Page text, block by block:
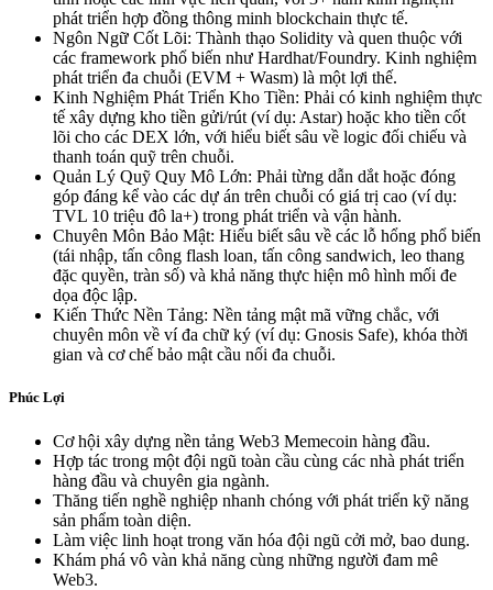
phát triển hợp đồng thông minh blockchain thực tế.
Ngôn Ngữ Cốt Lõi: Thành thạo Solidity và quen thuộc với
các framework phổ biến như Hardhat/Foundry. Kinh nghiệm
phát triển đa chuỗi (EVM + Wasm) là một lợi thế.
Kinh Nghiệm Phát Triển Kho Tiền: Phải có kinh nghiệm thực
tế xây dựng kho tiền gửi/rút (ví dụ: Astar) hoặc kho tiền cốt
lõi cho các DEX lớn, với hiểu biết sâu về logic đối chiếu và
thanh toán quỹ trên chuỗi.
Quản Lý Quỹ Quy Mô Lớn: Phải từng dẫn dắt hoặc đóng
góp đáng kể vào các dự án trên chuỗi có giá trị cao (ví dụ:
TVL 10 triệu đô la+) trong phát triển và vận hành.
Chuyên Môn Bảo Mật: Hiểu biết sâu về các lỗ hổng phổ biến
(tái nhập, tấn công flash loan, tấn công sandwich, leo thang
đặc quyền, tràn số) và khả năng thực hiện mô hình mối đe
dọa độc lập.
Kiến Thức Nền Tảng: Nền tảng mật mã vững chắc, với
chuyên môn về ví đa chữ ký (ví dụ: Gnosis Safe), khóa thời
gian và cơ chế bảo mật cầu nối đa chuỗi.
Phúc Lợi
Cơ hội xây dựng nền tảng Web3 Memecoin hàng đầu.
Hợp tác trong một đội ngũ toàn cầu cùng các nhà phát triển
hàng đầu và chuyên gia ngành.
Thăng tiến nghề nghiệp nhanh chóng với phát triển kỹ năng
sản phẩm toàn diện.
Làm việc linh hoạt trong văn hóa đội ngũ cởi mở, bao dung.
Khám phá vô vàn khả năng cùng những người đam mê
Web3.